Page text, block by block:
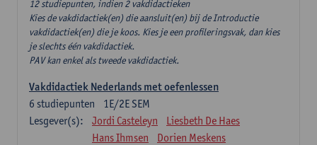
12 studiepunten, indien 2 vakdidactieken
Kies de vakdidactiek(en) die aansluit(en) bij de Introductie
vakdidactiek(en) die je koos. Kies je een profileringsvak, dan kies
je slechts één vakdidactiek.
PAV kan enkel als tweede vakdidactiek.
Vakdidactiek Nederlands met oefenlessen
1E/2E SEM
6 studiepunten
Lesgever(s):
Jordi Casteleyn
Liesbeth De Haes
Hans Ihmsen
Dorien Meskens